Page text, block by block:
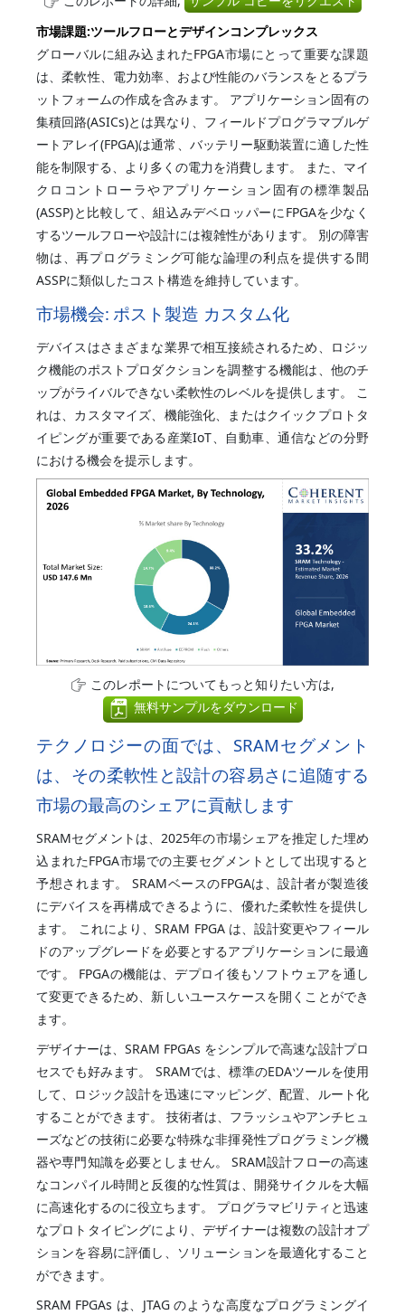
市場課題:ツールフローとデザインコンプレックス
グローバルに組み込まれたFPGA市場にとって重要な課題
は、柔軟性、電力効率、および性能のバランスをとるプラ
ットフォームの作成を含みます。 アプリケーション固有の
集積回路(ASICs)とは異なり、フィールドプログラマブルゲ
ートアレイ(FPGA)は通常、バッテリー駆動装置に適した性
能を制限する、より多くの電力を消費します。 また、マイ
クロコントローラやアプリケーション固有の標準製品
(ASSP)と比較して、組込みデベロッパーにFPGAを少なく
するツールフローや設計には複雑性があります。 別の障害
物は、再プログラミング可能な論理の利点を提供する間
ASSPに類似したコスト構造を維持しています。
市場機会: ポスト製造 カスタム化
デバイスはさまざまな業界で相互接続されるため、ロジッ
ク機能のポストプロダクションを調整する機能は、他のチ
ップがライバルできない柔軟性のレベルを提供します。 こ
れは、カスタマイズ、機能強化、またはクイックプロトタ
イピングが重要である産業IoT、自動車、通信などの分野
における機会を提示します。
このレポートについてもっと知りたい方は,
無料サンプルをダウンロード
テクノロジーの面では、SRAMセグメント
は、その柔軟性と設計の容易さに追随する
市場の最高のシェアに貢献します
SRAMセグメントは、2025年の市場シェアを推定した埋め
込まれたFPGA市場での主要セグメントとして出現すると
予想されます。 SRAMベースのFPGAは、設計者が製造後
にデバイスを再構成できるように、優れた柔軟性を提供し
ます。 これにより、SRAM FPGA は、設計変更やフィール
ドのアップグレードを必要とするアプリケーションに最適
です。 FPGAの機能は、デプロイ後もソフトウェアを通し
て変更できるため、新しいユースケースを開くことができ
ます。
デザイナーは、SRAM FPGAs をシンプルで高速な設計プロ
セスでも好みます。 SRAMでは、標準のEDAツールを使用
して、ロジック設計を迅速にマッピング、配置、ルート化
することができます。 技術者は、フラッシュやアンチヒュ
ーズなどの技術に必要な特殊な非揮発性プログラミング機
器や専門知識を必要としません。 SRAM設計フローの高速
なコンパイル時間と反復的な性質は、開発サイクルを大幅
に高速化するのに役立ちます。 プログラマビリティと迅速
なプロトタイピングにより、デザイナーは複数の設計オプ
ションを容易に評価し、ソリューションを最適化すること
ができます。
SRAM FPGAs は、JTAG のような高度なプログラミングイ